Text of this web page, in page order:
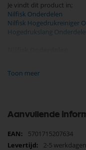
Je vindt dit product in;
Nilfisk Onderdelen
Nilfisk Hogedrukreiniger
Hogedrukslang
voor diverse
Toon meer
Aanvullende
Meer
informatie
5701715207634
2-5 werkdagen